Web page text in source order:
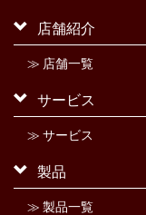
店舗紹介
≫ 店舗一覧
サービス
≫ サービス
製品
≫ 製品一覧